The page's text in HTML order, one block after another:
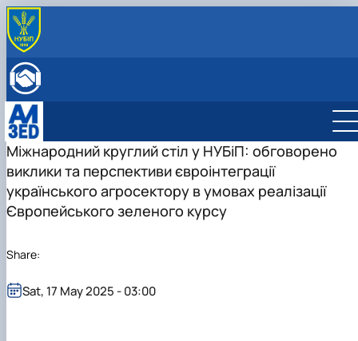
Project DAAD
DigiAgrar_UA
AgriWork_UA
International business management
Management
Logistics
Master's degree
Administrative management
Management of International Activity
Міжнародний круглий стіл у НУБіП: обговорено
виклики та перспективи євроінтеграції
українського агросектору в умовах реалізації
Європейського зеленого курсу
Sat, 17 May 2025 - 03:00
Share: